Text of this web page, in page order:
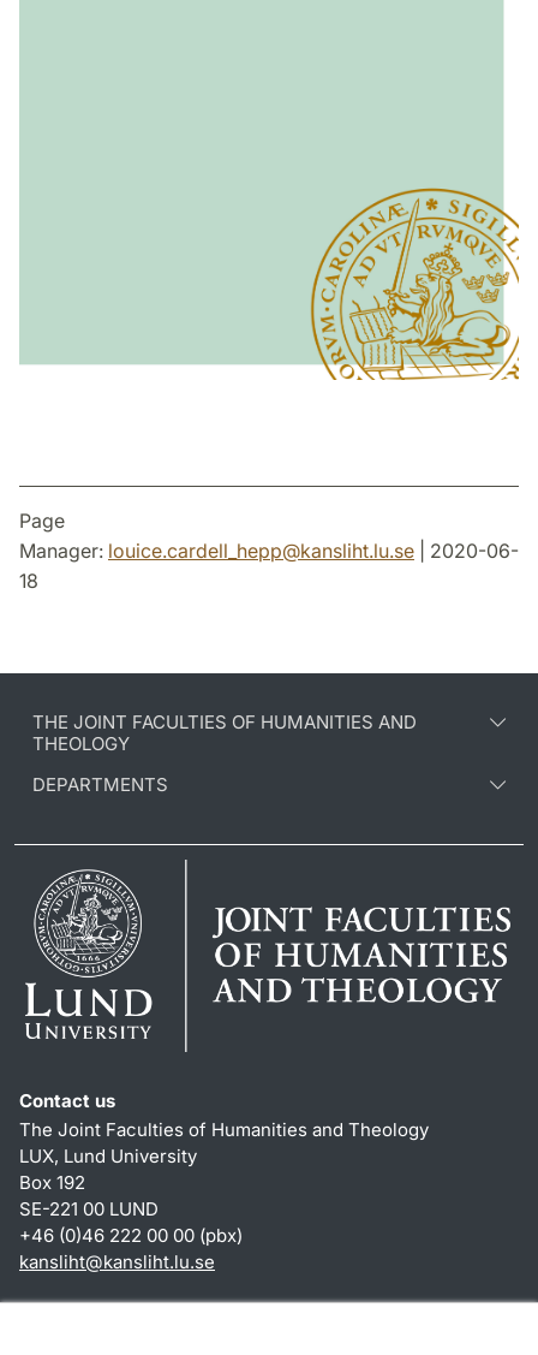
Page
Manager: louice.cardell_hepp@kansliht.lu.se | 2020-06-
18
THE JOINT FACULTIES OF HUMANITIES AND
THEOLOGY
DEPARTMENTS
Contact us
The Joint Faculties of Humanities and Theology
LUX, Lund University
Box 192
SE-221 00 LUND
+46 (0)46 222 00 00 (pbx)
kansliht@kansliht.lu.se